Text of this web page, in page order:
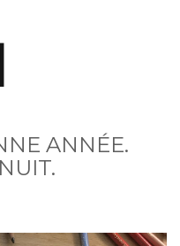
ANNÉE.